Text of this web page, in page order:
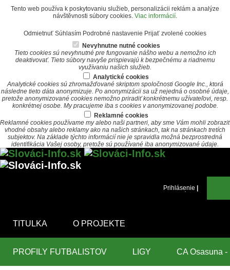
Tento web používa k poskytovaniu služieb, personalizácii reklám a analýze
návštěvnosti súbory cookies. Viac informácií.
Odmietnuť Súhlasím Podrobné nastavenie Prijať zvolené cookies
Nevyhnutne nutné cookies
Tieto cookies sú nevyhnutné pre fungovanie nášho webu a nemožno ich
deaktivovať. Tieto súbory navyše prispievajú k bezpečnému a riadnemu
využívaniu našich služieb.
Analytické cookies
Analytické cookies sú zhromažďované skriptom spoločnosti Google Inc., ktorá
následne tieto dáta anonymizuje. Po anonymizácii sa už nejedná o osobné údaje,
pretože anonymizované cookies nemožno priradiť konkrétnemu užívateľovi, resp.
konkrétnej osobe. My pracujeme iba s cookies v anonymizovanej podobe.
Reklamné cookies
Reklamné cookies používame my alebo naši partneri, aby sme Vám mohli zobraziť
vhodné obsahy alebo reklamy ako na našich stránkach, tak na stránkach tretích
subjektov. Na základe týchto informácií nie je spravidla možná bezprostredná
identifikácia Vašej osoby, pretože sú používané iba anonymizované údaje.
Prihlásenie
TITULKA O PROJEKTE
PROFILY FUTBALISTOV LIGY CA Osasuna -